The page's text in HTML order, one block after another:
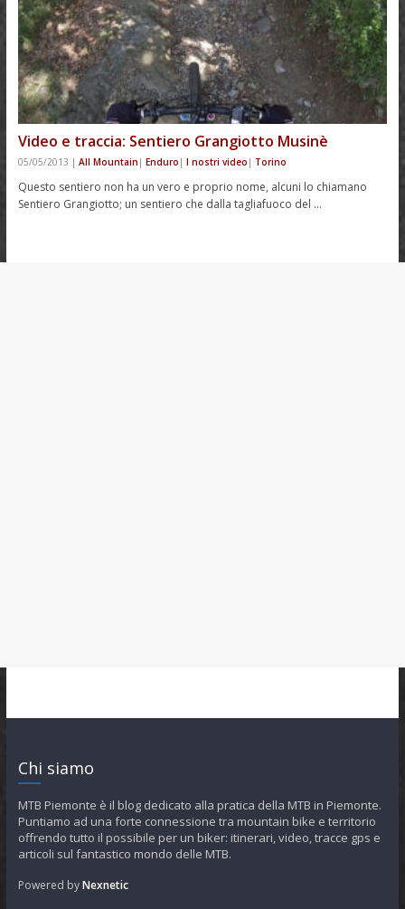
Video e traccia: Sentiero Grangiotto Musinè
05/05/2013 | All Mountain | Enduro | I nostri video | Torino
Questo sentiero non ha un vero e proprio nome, alcuni lo chiamano
Sentiero Grangiotto; un sentiero che dalla tagliafuoco del …
Chi siamo
MTB Piemonte è il blog dedicato alla pratica della MTB in Piemonte.
Puntiamo ad una forte connessione tra mountain bike e territorio
offrendo tutto il possibile per un biker: itinerari, video, tracce gps e
articoli sul fantastico mondo delle MTB.
Powered byNexnetic